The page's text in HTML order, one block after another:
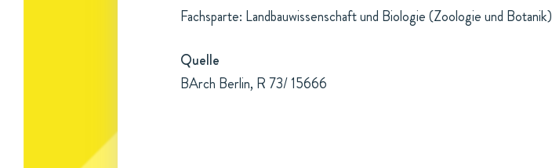
Fachsparte: Landbauwissenschaft und Biologie (Zoologie und Botanik)
Quelle
BArch Berlin, R 73/ 15666